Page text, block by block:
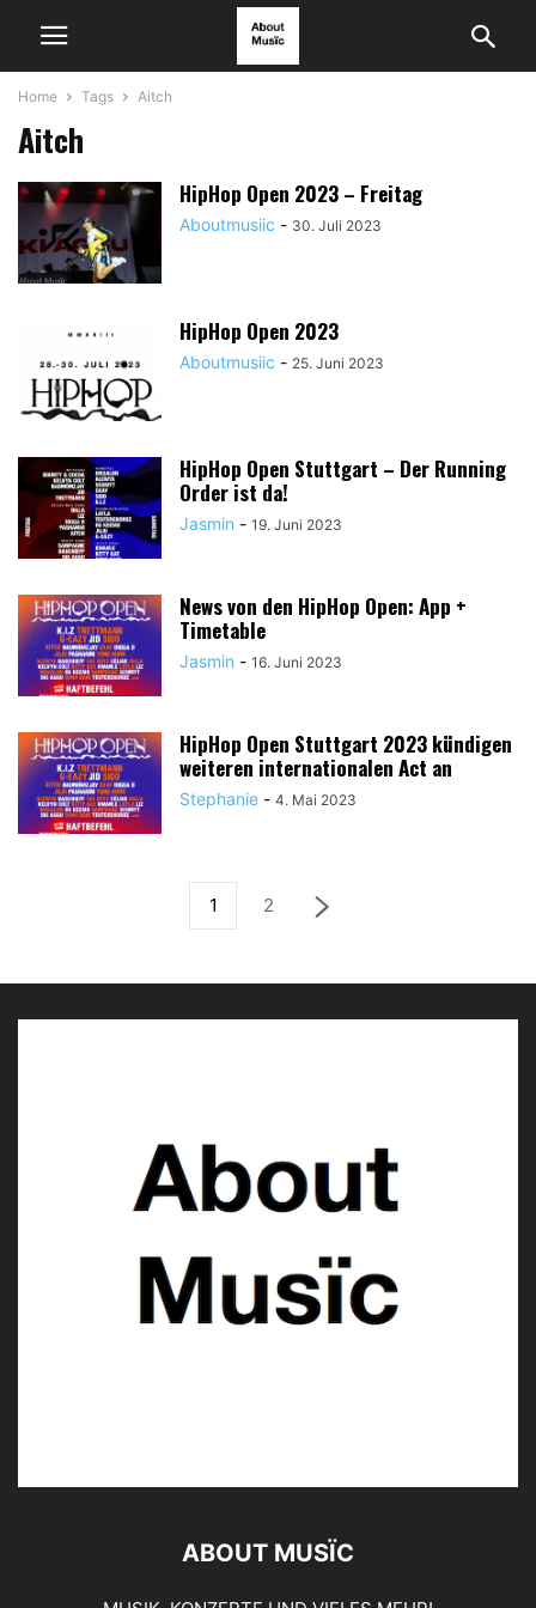
Home Tags Aitch
Aitch
HipHop Open 2023 – Freitag
Aboutmusiic - 30. Juli 2023
HipHop Open 2023
Aboutmusiic - 25. Juni 2023
HipHop Open Stuttgart – Der Running
Order ist da!
Jasmin - 19. Juni 2023
News von den HipHop Open: App +
Timetable
Jasmin - 16. Juni 2023
HipHop Open Stuttgart 2023 kündigen
weiteren internationalen Act an
Stephanie - 4. Mai 2023
1 2
ABOUT MUSÏC